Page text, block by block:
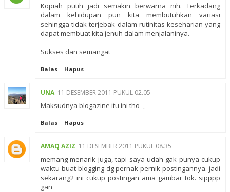
Kopiah putih jadi semakin berwarna nih. Terkadang
dalam kehidupan pun kita membutuhkan variasi
sehingga tidak terjebak dalam rutinitas keseharian yang
dapat membuat kita jenuh dalam menjalaninya.
Sukses dan semangat
Balas Hapus
UNA 11 DESEMBER 2011 PUKUL 02.05
Maksudnya blogazine itu ini tho -,-
Balas Hapus
AMAQ AZIZ 11 DESEMBER 2011 PUKUL 08.35
memang menarik juga, tapi saya udah gak punya cukup
waktu buat blogging dg pernak pernik postingannya. jadi
sekarang2 ini cukup postingan ama gambar tok. sipppp
gan